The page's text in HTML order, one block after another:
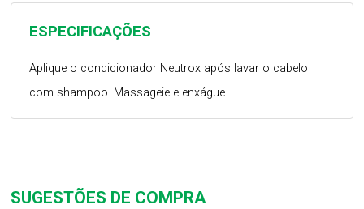
ESPECIFICAÇÕES
Aplique o condicionador Neutrox após lavar o cabelo
com shampoo. Massageie e enxágue.
SUGESTÕES DE COMPRA